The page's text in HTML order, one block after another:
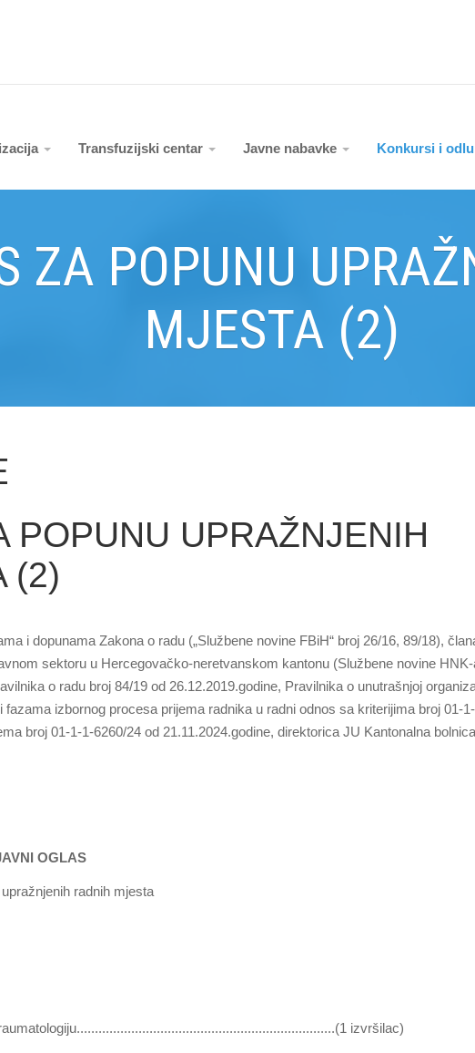
Transfuzijski centar Javne nabavke Konkursi i
ZA POPUNU
MJESTA (2)
POPUNU UPRAŽNJENIH
(2)
i dopunama Zakona o radu („Službene novine FBiH“ broj 26/16, 89/18),
sektoru u Hercegovačko-neretvanskom kantonu (Službene novine
o radu broj 84/19 od 26.12.2019.godine, Pravilnika o unutrašnjoj
izbornog procesa prijema radnika u radni odnos sa kriterijima broj 01-
broj 01-1-1-6260/24 od 21.11.2024.godine, direktorica JU Kantonalna
mjesta
izvršilac)